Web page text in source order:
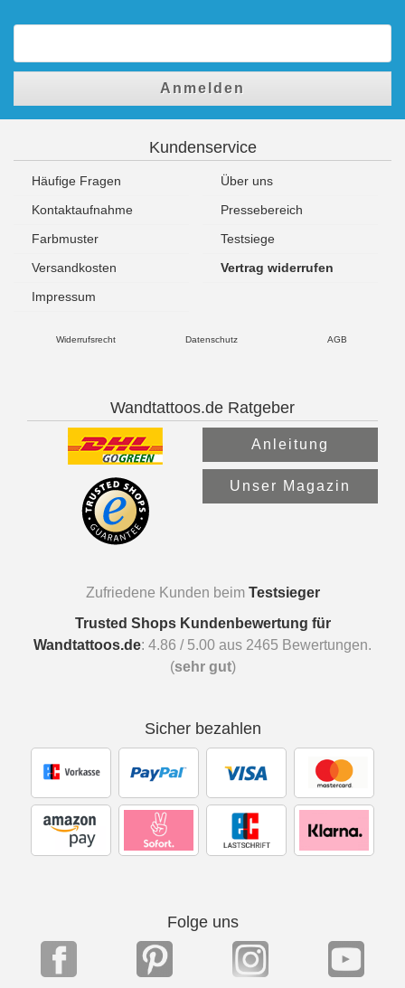
Anmelden
Kundenservice
Häufige Fragen
Über uns
Kontaktaufnahme
Pressebereich
Farbmuster
Testsiege
Versandkosten
Vertrag widerrufen
Impressum
Widerrufsrecht Datenschutz AGB
Wandtattoos.de Ratgeber
Anleitung
Unser Magazin
Zufriedene Kunden beim Testsieger
Trusted Shops Kundenbewertung für
Wandtattoos.de: 4.86 / 5.00 aus 2465 Bewertungen.
(sehr gut)
Sicher bezahlen
Folge uns